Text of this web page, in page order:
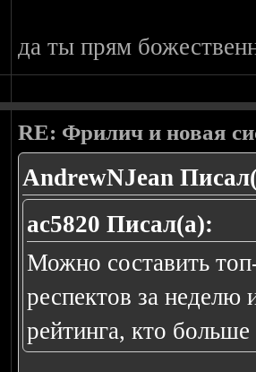
да ты прям
RE: Фрилич и новая
AndrewNJean
ac5820 Писал(а):
Можно составить
респектов за неделю
рейтинга, кто